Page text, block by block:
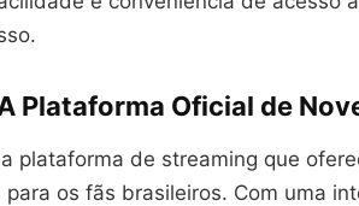
Plataforma Oficial de
plataforma de streaming que
para os fãs brasileiros. Com uma